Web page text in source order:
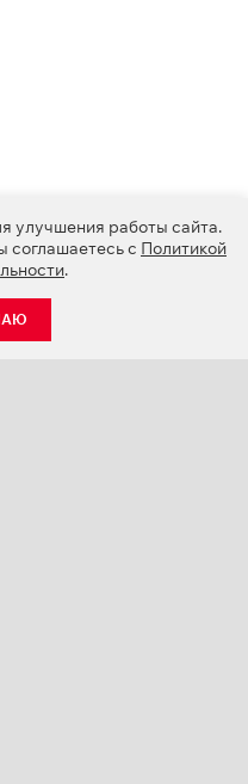
улучшения работы сайта.
соглашаетесь с Политикой
.